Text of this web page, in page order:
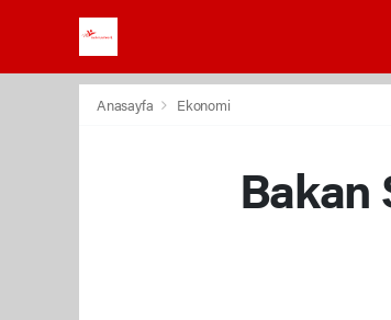
Anasayfa Ekonomi
Bakan